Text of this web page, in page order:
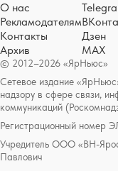
© 2012–2026 «ЯрНьюс»
Сетевое издание
надзору в сфере связи,
коммуникаций
Регистрационный
Учредитель ООО «ВН-
Павлович
О нас
Рекламодателям
Контакты
Архив
Дзен
MAX